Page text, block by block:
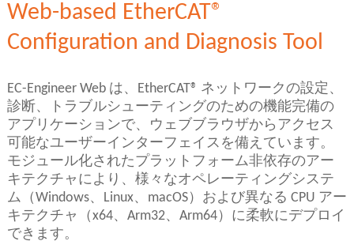
Web-based EtherCAT®
Configuration and Diagnosis Tool
EC-Engineer Web は、EtherCAT® ネットワークの設定、
診断、トラブルシューティングのための機能完備の
アプリケーションで、ウェブブラウザからアクセス
可能なユーザーインターフェイスを備えています。
モジュール化されたプラットフォーム非依存のアー
キテクチャにより、様々なオペレーティングシステ
ム（Windows、Linux、macOS）および異なる CPU アー
キテクチャ（x64、Arm32、Arm64）に柔軟にデプロイ
できます。